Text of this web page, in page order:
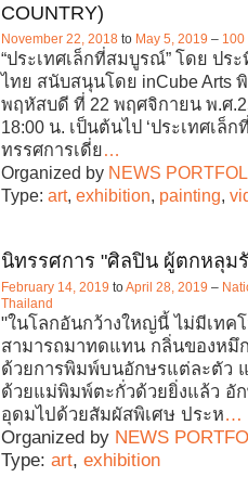
COUNTRY)
November 22, 2018 to May 5, 2019 – 100
“ประเทศเล็กที่สมบูรณ์” โดย ปร
ไทย สนับสนุนโดย inCube Arts
พฤหัสบดี ที่ 22 พฤศจิกายน พ.ศ
18:00 น. เป็นต้นไป ‘ประเทศเล็
ทรรศการเดี่ย
Organized by NEWS
Type: art, exhibition painting
นิทรรศการ "ศิลปิน ผู้ตกหลุม
February 14, 2019 toApril 28, 2019 –
Thailand
"ในโลกอันกว้างใหญ่นี้ ไม่มีเทค
สามารถมาทดแทน กลิ่นของหมึ
ด้วยการพิมพ์บนอักษรแต่ละตัว
ด้วยแม่พิมพ์ตะกั่วด้วยยิ่งแล้ว อั
อุดมไปด้วยสัมผัสพิเศษ ประห…
Organized by NEWS
Type: art, exhibition